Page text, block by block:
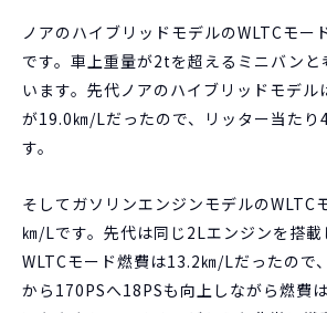
ノアのハイブリッドモデルのWLTCモ
です。車上重量が2tを超えるミニバンと
います。先代ノアのハイブリッドモデル
が19.0㎞/Lだったので、リッター当たり
す。
そしてガソリンエンジンモデルのWLTC
㎞/Lです。先代は同じ2Lエンジンを搭
WLTCモード燃費は13.2㎞/Lだったので
から170PSへ18PSも向上しながら燃費